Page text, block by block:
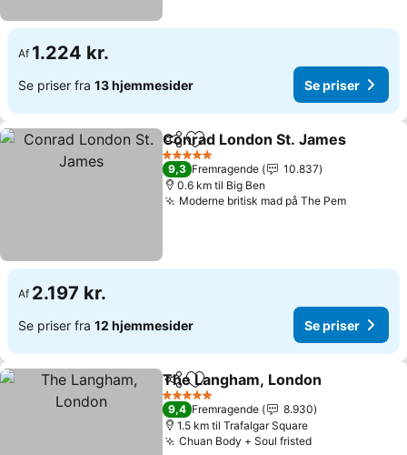
Af 1.224 kr.
Se priser fra 13 hjemmesider Se priser
Del Føj til favoritter
Conrad London St. James
5 Stjerner
9,3 Fremragende
10.837
0.6 km til Big Ben
Moderne britisk mad på The PemSe priser
Af 2.197 kr.
Se priser fra 12 hjemmesider Se priser
Del Føj til favoritter
The Langham, London
5 Stjerner
9,4 Fremragende
8.930
1.5 km til Trafalgar Square
Chuan Body + Soul fristedSe priser